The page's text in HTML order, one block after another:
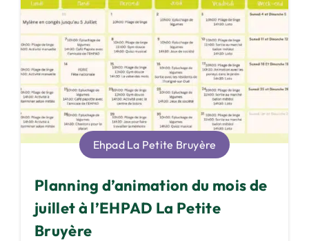
Ehpad La Petite Bruyère
Planning d’animation du mois de
juillet à l’EHPAD La Petite
Bruyère